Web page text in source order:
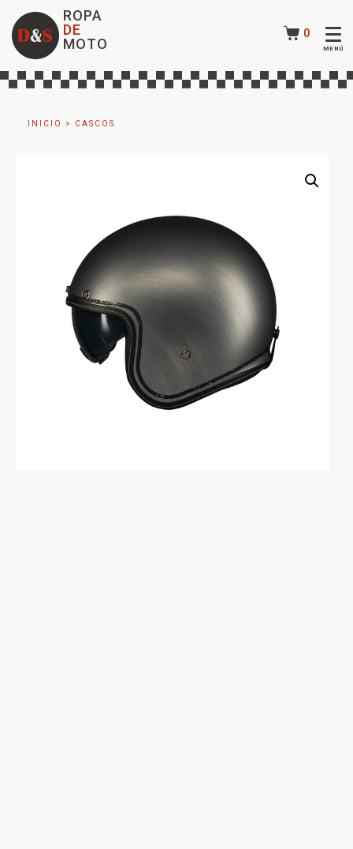
ROPA
DE
MOTO
0
INICIO > CASCOS